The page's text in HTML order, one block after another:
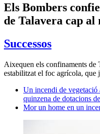
Els Bombers
de Talavera cap al
Successos
Aixequen els confinaments de
estabilitzat el foc agrícola, que
Un incendi de
quinzena de dotacions
Mor un home en un